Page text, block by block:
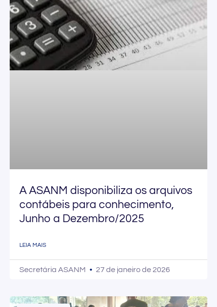
A ASANM disponibiliza os arquivos
contábeis para conhecimento,
Junho a Dezembro/2025
LEIA MAIS
Secretária ASANM 27 de janeiro de 2026